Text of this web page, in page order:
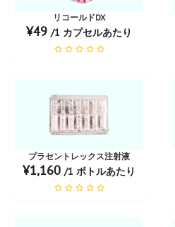
リコールドDX
¥49 /1 カプセルあたり
お薬ショップ
プラセントレックス注射液
¥1,160 /1 ボトルあたり